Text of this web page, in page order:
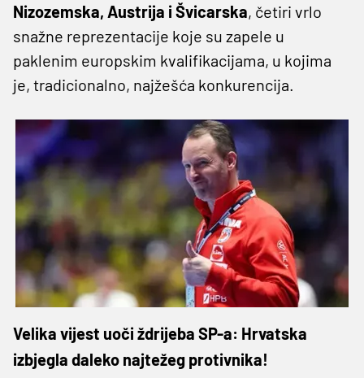
Nizozemska, Austrija i Švicarska, četiri vrlo
snažne reprezentacije koje su zapele u
paklenim europskim kvalifikacijama, u kojima
je, tradicionalno, najžešća konkurencija.
Velika vijest uoči ždrijeba SP-a: Hrvatska
izbjegla daleko najtežeg protivnika!